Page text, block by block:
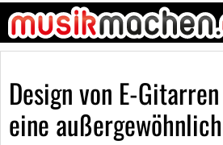
Design von E-
eine